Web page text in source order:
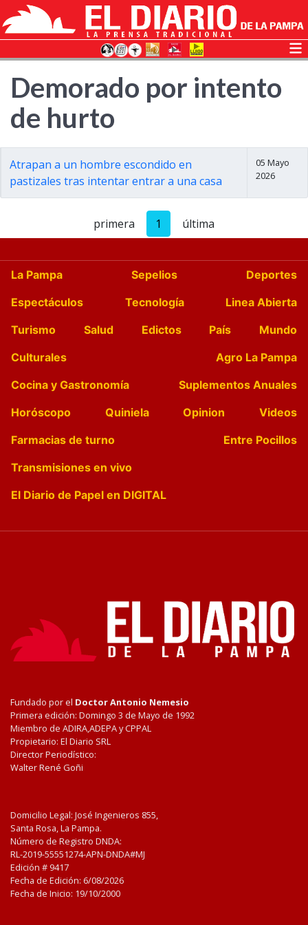
Demorado por intento
de hurto
Atrapan a un hombre escondido en
pastizales tras intentar entrar a una casa
05 Mayo
2026
primera 1 última
La Pampa Sepelios
Deportes
Espectáculos
Tecnología
Linea Abierta
Turismo
Salud Edictos País
Mundo
Culturales
Agro La Pampa
Cocina y Gastronomía
Suplementos Anuales
Horóscopo
Quiniela Opinion
Videos
Farmacias de turno
Entre Pocillos
Transmisiones en vivo
El Diario de Papel en DIGITAL
Fundado por el Doctor Antonio Nemesio
Primera edición: Domingo 3 de Mayo de 1992
Miembro de ADIRA,ADEPA y CPPAL
Propietario: El Diario SRL
Director Periodístico:
Walter René Goñi
Domicilio Legal: José Ingenieros 855,
Santa Rosa, La Pampa.
Número de Registro DNDA:
RL-2019-55551274-APN-DNDA#MJ
Edición # 9417
Fecha de Edición: 6/08/2026
Fecha de Inicio: 19/10/2000